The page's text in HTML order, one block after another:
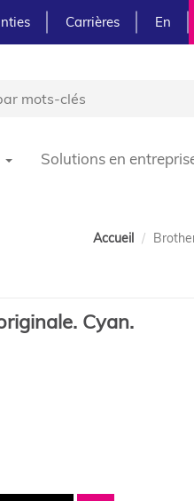
Carrières En
Solutions en
Accueil
Cyan.